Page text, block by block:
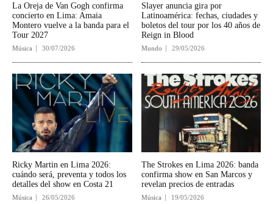
La Oreja de Van Gogh confirma
concierto en Lima: Amaia
Montero vuelve a la banda para el
Tour 2027
Música 30/07/2026
Slayer anuncia gira por
Latinoamérica: fechas, ciudades y
boletos del tour por los 40 años de
Reign in Blood
Mundo 29/05/2026
Ricky Martin en Lima 2026:
cuándo será, preventa y todos los
detalles del show en Costa 21
Música 26/05/2026
The Strokes en Lima 2026: banda
confirma show en San Marcos y
revelan precios de entradas
Música 19/05/2026